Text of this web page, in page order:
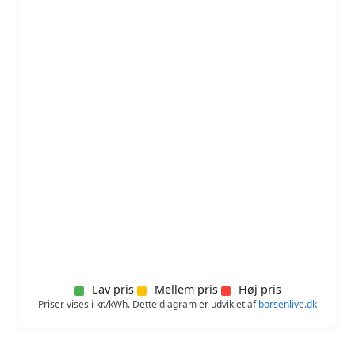
Lav pris Mellem pris Høj pris
Priser vises i kr./kWh. Dette diagram er udviklet afborsenlive.dk